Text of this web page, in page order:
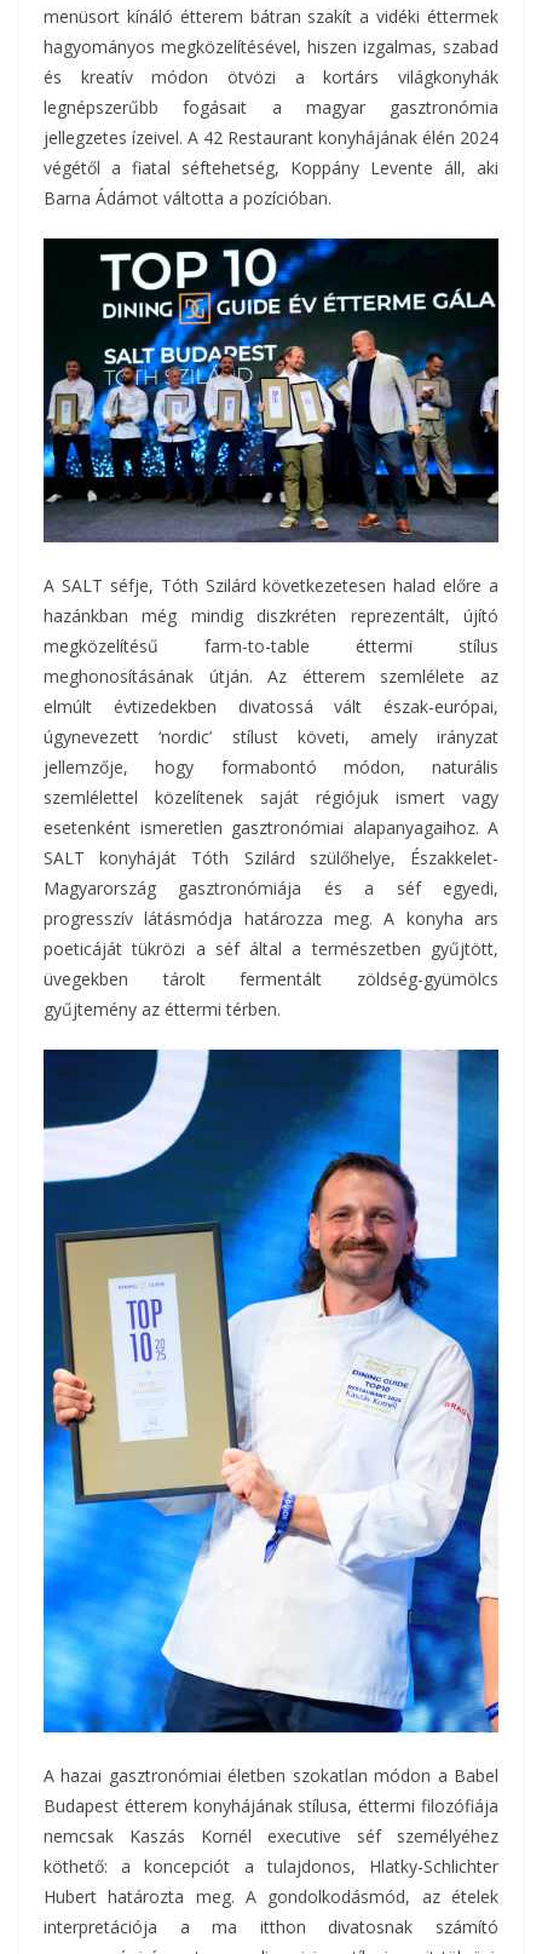
menüsort kínáló étterem bátran szakít a vidéki éttermek
hagyományos megközelítésével, hiszen izgalmas, szabad
és kreatív módon ötvözi a kortárs világkonyhák
legnépszerűbb fogásait a magyar gasztronómia
jellegzetes ízeivel. A 42 Restaurant konyhájának élén 2024
végétől a fiatal séftehetség, Koppány Levente áll, aki
Barna Ádámot váltotta a pozícióban.
A SALT séfje, Tóth Szilárd következetesen halad előre a
hazánkban még mindig diszkréten reprezentált, újító
megközelítésű farm-to-table éttermi stílus
meghonosításának útján. Az étterem szemlélete az
elmúlt évtizedekben divatossá vált észak-európai,
úgynevezett ‘nordic’ stílust követi, amely irányzat
jellemzője, hogy formabontó módon, naturális
szemlélettel közelítenek saját régiójuk ismert vagy
esetenként ismeretlen gasztronómiai alapanyagaihoz. A
SALT konyháját Tóth Szilárd szülőhelye, Északkelet-
Magyarország gasztronómiája és a séf egyedi,
progresszív látásmódja határozza meg. A konyha ars
poeticáját tükrözi a séf által a természetben gyűjtött,
üvegekben tárolt fermentált zöldség-gyümölcs
gyűjtemény az éttermi térben.
A hazai gasztronómiai életben szokatlan módon a Babel
Budapest étterem konyhájának stílusa, éttermi filozófiája
nemcsak Kaszás Kornél executive séf személyéhez
köthető: a koncepciót a tulajdonos, Hlatky-Schlichter
Hubert határozta meg. A gondolkodásmód, az ételek
interpretációja a ma itthon divatosnak számító